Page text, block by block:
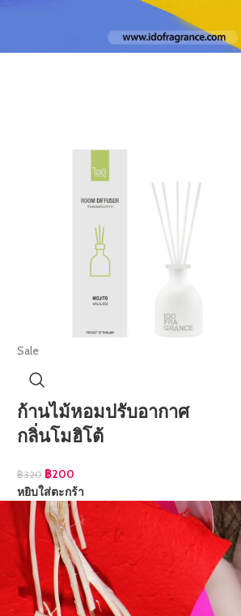
Sale
ก้านไม้หอมปรับอากาศ
กลิ่นโมฮิโต้
฿320 ฿200
หยิบใส่ตะกร้า